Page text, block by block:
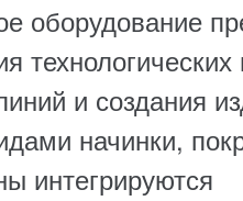
оборудование
и создания
начинки,
интегрируются